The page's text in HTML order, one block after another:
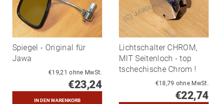
Spiegel - Original für
Jawa
€19,21 ohne MwSt.
€23,24
Lichtschalter CHROM,
MIT Seitenloch - top
tschechische Chrom !
€18,79 ohne MwSt.
€22,74